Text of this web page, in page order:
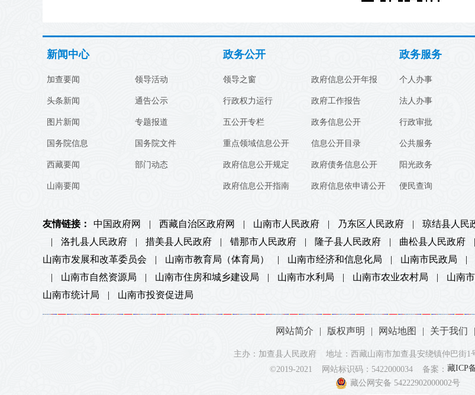
新闻中心
加查要闻
头条新闻
图片新闻
国务院信息
西藏要闻
山南要闻
领导活动
通告公示
专题报道
国务院文件
部门动态
政务公开
领导之窗
行政权力运行
五公开专栏
重点领域信息公开
政府信息公开规定
政府信息公开指南
政府信息公开年报
政府工作报告
政务信息公开
信息公开目录
政府债务信息公开
政府信息依申请公开
政务服务
个人办事
法人办事
行政审批
公共服务
阳光政务
便民查询
友情链接： 中国政府网 | 西藏自治区政府网 | 山南市人民政府 | 乃东区人民政府 | 琼结县人民
|
洛扎县人民政府 | 措美县人民政府 | 错那市人民政府 | 隆子县人民政府 | 曲松县人民政府 |
山南市发展和改革委员会
| 山南市教育局（体育局） | 山南市经济和信息化局 | 山南市民政局 |
|
山南市自然资源局 | 山南市住房和城乡建设局 | 山南市水利局 | 山南市农业农村局 | 山南
山南市统计局
| 山南市投资促进局
网站简介 | 版权声明 | 网站地图 | 关于我们 |
主办：加查县人民政府 地址：西藏山南市加查县安绕镇仲巴街1
©2019-2021 网站标识码：5422000034 备案： 藏ICP
藏公网安备 54222902000002号